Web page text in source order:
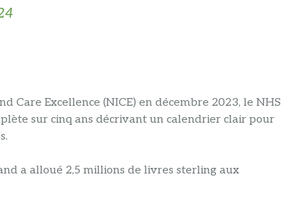
Care Excellence (NICE) en décembre 2023, le NHS
sur cinq ans décrivant un calendrier clair pour
a alloué 2,5 millions de livres sterling aux